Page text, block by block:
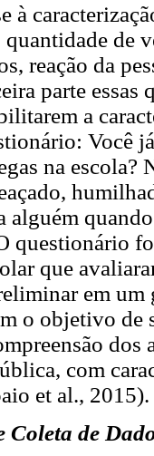
à
de
reação da
parte essas
a
Você
na escola?
alguém
questionário
que
em um
o objetivo de
dos
com
et al., 2015).
Coleta de